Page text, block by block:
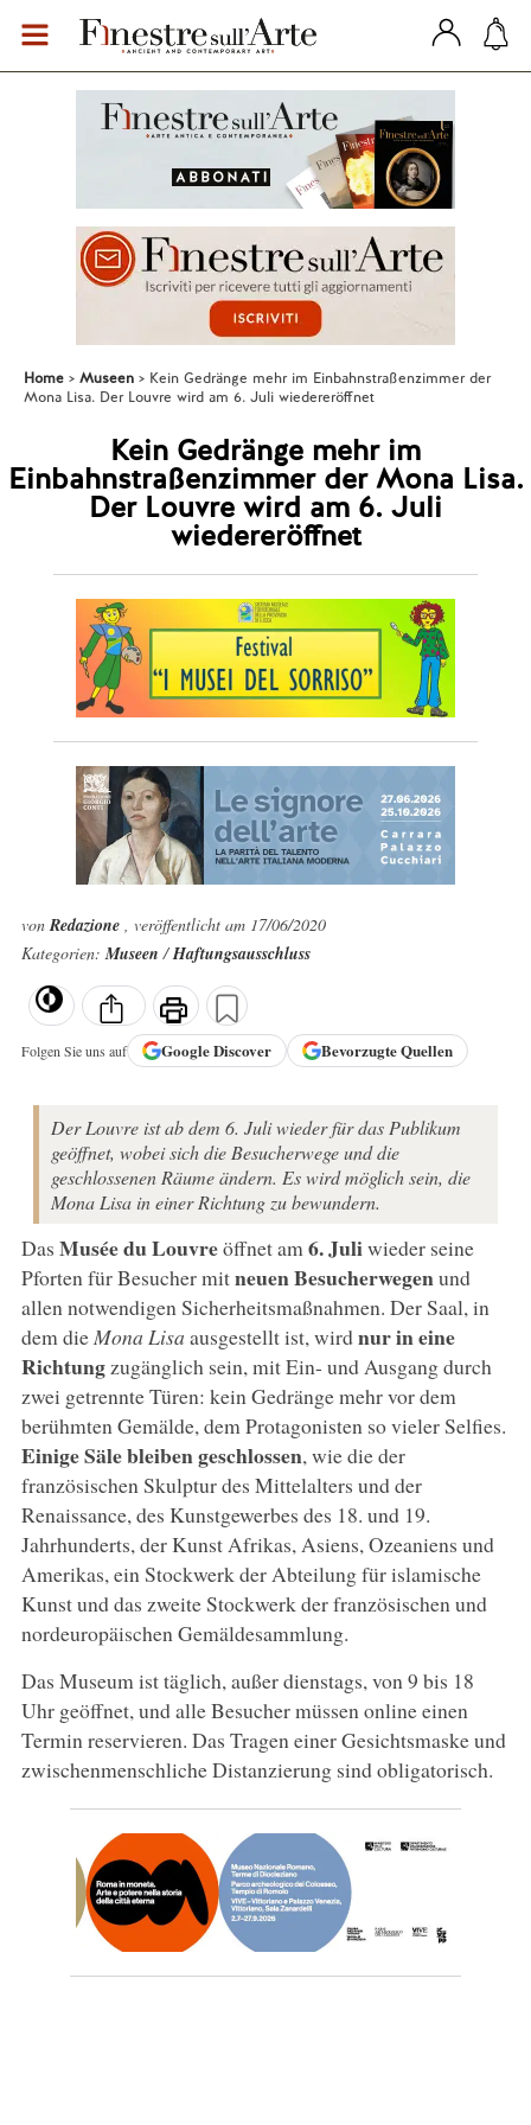
Home Museen
Kein Gedränge mehr im Einbahnstraßenzimmer der
Mona Lisa. Der Louvre wird am 6. Juli wiedereröffnet
Kein Gedränge mehr im
Einbahnstraßenzimmer der Mona Lisa.
Der Louvre wird am 6. Juli
wiedereröffnet
vonRedazione , veröffentlicht am 17/06/2020
Kategorien:Museen/Haftungsausschluss
Folgen Sie uns auf GoogleDiscover Bevorzugte Quellen
Der Louvre ist ab dem 6. Juli wieder für das Publikum
geöffnet, wobei sich die Besucherwege und die
geschlossenen Räume ändern. Es wird möglich sein, die
Mona Lisa in einer Richtung zu bewundern.
Das Musée du Louvreöffnet am 6. Juliwieder seine
Pforten für Besucher mitneuen Besucherwegenund
allen notwendigen Sicherheitsmaßnahmen. Der Saal, in
dem die Mona Lisa ausgestellt ist, wirdnur in eine
Richtungzugänglich sein, mit Ein- und Ausgang durch
zwei getrennte Türen: kein Gedränge mehr vor dem
berühmten Gemälde, dem Protagonisten so vieler Selfies.
Einige Säle bleiben geschlossen, wie die der
französischen Skulptur des Mittelalters und der
Renaissance, des Kunstgewerbes des 18. und 19.
Jahrhunderts, der Kunst Afrikas, Asiens, Ozeaniens und
Amerikas, ein Stockwerk der Abteilung für islamische
Kunst und das zweite Stockwerk der französischen und
nordeuropäischen Gemäldesammlung.
Das Museum ist täglich, außer dienstags, von 9 bis 18
Uhr geöffnet, und alle Besucher müssen online einen
Termin reservieren. Das Tragen einer Gesichtsmaske und
zwischenmenschliche Distanzierung sind obligatorisch.